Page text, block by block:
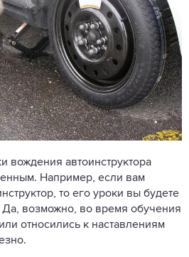
вождения автоинструктора
Например, если вам
то его уроки вы будете
возможно, во время обучения
относились к наставлениям